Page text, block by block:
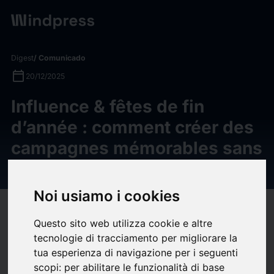
Noi usiamo i cookies
Questo sito web utilizza cookie e altre
tecnologie di tracciamento per migliorare la
tua esperienza di navigazione per i seguenti
scopi: per abilitare le funzionalità di base
Digest/ Comunicado
calendar_today 20/12/2025
Influence & fêtes de fin
d’année : comment créer des
campagnes mémorables sans
Ahorrar bookmark_borderupload Compartir
Les fêtes de fin d’année représentent un moment clé pour les